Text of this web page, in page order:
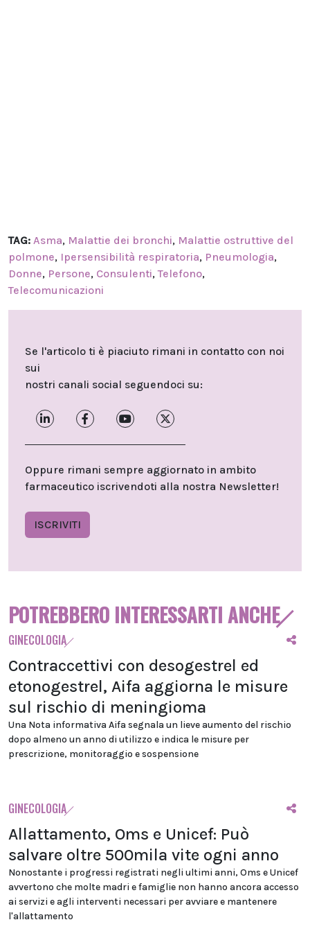
TAG: Asma, Malattie dei bronchi, Malattie ostruttive del
polmone, Ipersensibilità respiratoria, Pneumologia,
Donne, Persone, Consulenti,Telefono,
Telecomunicazioni
Se l'articolo ti è piaciuto rimani in contatto con noi
sui
nostri canali social seguendoci su:
Oppure rimani sempre aggiornato in ambito
farmaceutico iscrivendoti alla nostra Newsletter!
ISCRIVITI
POTREBBERO INTERESSARTI ANCHE
GINECOLOGIA
Contraccettivi con desogestrel ed
etonogestrel, Aifa aggiorna le misure
sul rischio di meningioma
Una Nota informativa Aifa segnala un lieve aumento del rischio
dopo almeno un anno di utilizzo e indica le misure per
prescrizione, monitoraggio e sospensione
GINECOLOGIA
Allattamento, Oms e Unicef: Può
salvare oltre 500mila vite ogni anno
Nonostante i progressi registrati negli ultimi anni, Oms e Unicef
avvertono che molte madri e famiglie non hanno ancora accesso
ai servizi e agli interventi necessari per avviare e mantenere
l'allattamento